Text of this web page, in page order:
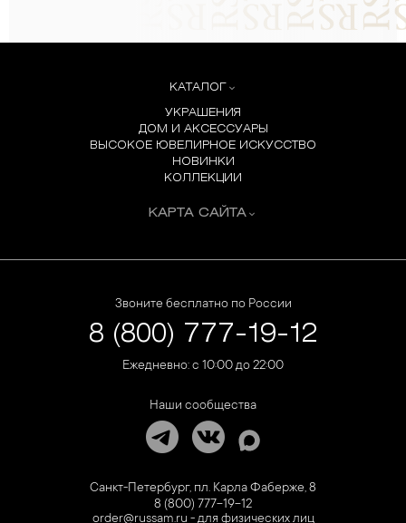
КАТАЛОГ
УКРАШЕНИЯ
ДОМ И АКСЕССУАРЫ
ВЫСОКОЕ ЮВЕЛИРНОЕ ИСКУССТВО
НОВИНКИ
КОЛЛЕКЦИИ
КАРТА САЙТА
Звоните бесплатно по России
8 (800) 777-19-12
Ежедневно: с 10:00 до 22:00
Наши сообщества
Санкт-Петербург, пл. Карла Фаберже, 8
8 (800) 777-19-12
order@russam.ru - для физических лиц